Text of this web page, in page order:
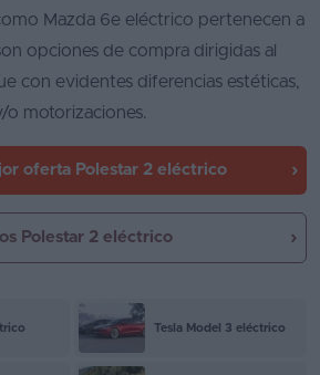
Mazda 6e eléctrico pertenecen a
opciones de compra dirigidas al
con evidentes diferencias estéticas,
o motorizaciones.
oferta Polestar 2 eléctrico
Polestar 2 eléctrico
Tesla Model 3 eléctrico